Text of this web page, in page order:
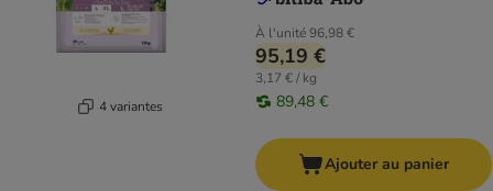
4 variantes
À l'unité96,98 €
95,19 €
3,17 € / kg
89,48 €
Ajouter au panier